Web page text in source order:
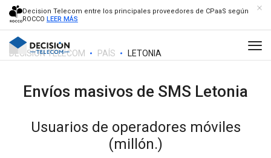
Decision Telecom entre los principales proveedores de CPaaS según
ROCCO LEER MÁS
DECISION TELECOM PAÍS LETONIA
Envíos masivos de SMS Letonia
Usuarios de operadores móviles
(millón.)